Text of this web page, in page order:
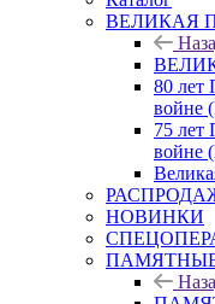
ВЕЛИКАЯ
80 лет
войне
75 лет
войне
НОВИНКИ